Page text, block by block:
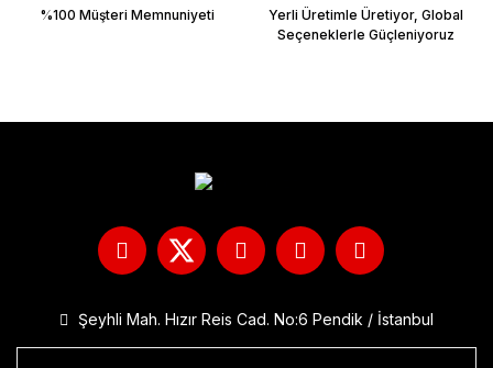
%100 Müşteri Memnuniyeti
Yerli Üretimle Üretiyor, Global
Seçeneklerle Güçleniyoruz
Şeyhli Mah. Hızır Reis Cad. No:6 Pendik / İstanbul